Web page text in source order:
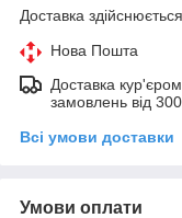
Доставка
Нова Пошта
Доставка
замовлень від
Всі умови доставки
Умови оплати